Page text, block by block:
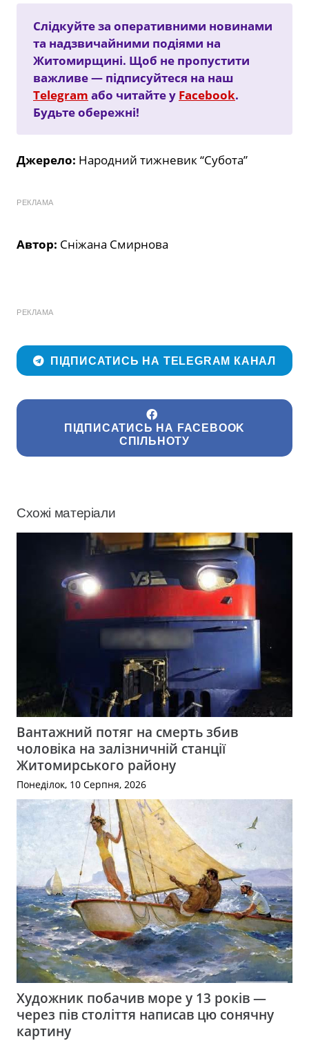
Слідкуйте за оперативними новинами
та надзвичайними подіями на
Житомирщині. Щоб не пропустити
важливе — підписуйтеся на наш
Telegram або читайте у Facebook.
Будьте обережні!
Джерело: Народний тижневик “Субота”
РЕКЛАМА
Автор: Сніжана Смирнова
РЕКЛАМА
ПІДПИСАТИСЬ НА TELEGRAM КАНАЛ
ПІДПИСАТИСЬ НА FACEBOOK
СПІЛЬНОТУ
Схожі матеріали
Вантажний потяг на смерть збив
чоловіка на залізничній станції
Житомирського району
Понеділок, 10 Серпня, 2026
Художник побачив море у 13 років —
через пів століття написав цю сонячну
картину